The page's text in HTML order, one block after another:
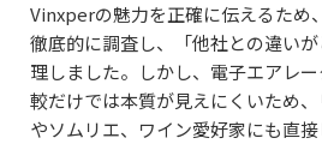
Vinxperの魅力を正確に伝えるため
徹底的に調査し、「他社との違い
理しました。しかし、電子エアレ
較だけでは本質が見えにくいため
やソムリエ、ワイン愛好家にも直接